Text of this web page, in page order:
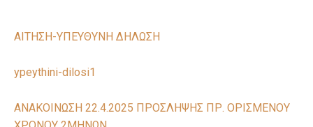
ΑΙΤΗΣΗ-ΥΠΕΥΘΥΝΗ ΔΗΛΩΣΗ
ypeythini-dilosi1
ΑΝΑΚΟΙΝΩΣΗ 22.4.2025 ΠΡΟΣΛΗΨΗΣ ΠΡ. ΟΡΙΣΜΕΝΟΥ